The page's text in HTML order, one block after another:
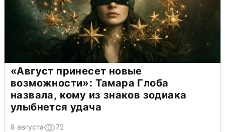
«Август принесет новые
возможности»: Тамара Глоба
назвала, кому из знаков зодиака
улыбнется удача
8 августа 72